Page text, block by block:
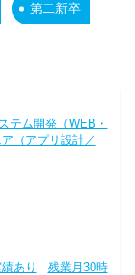
第二新卒
テム開発（WEB・
（アプリ設計／
あり
残業月30時